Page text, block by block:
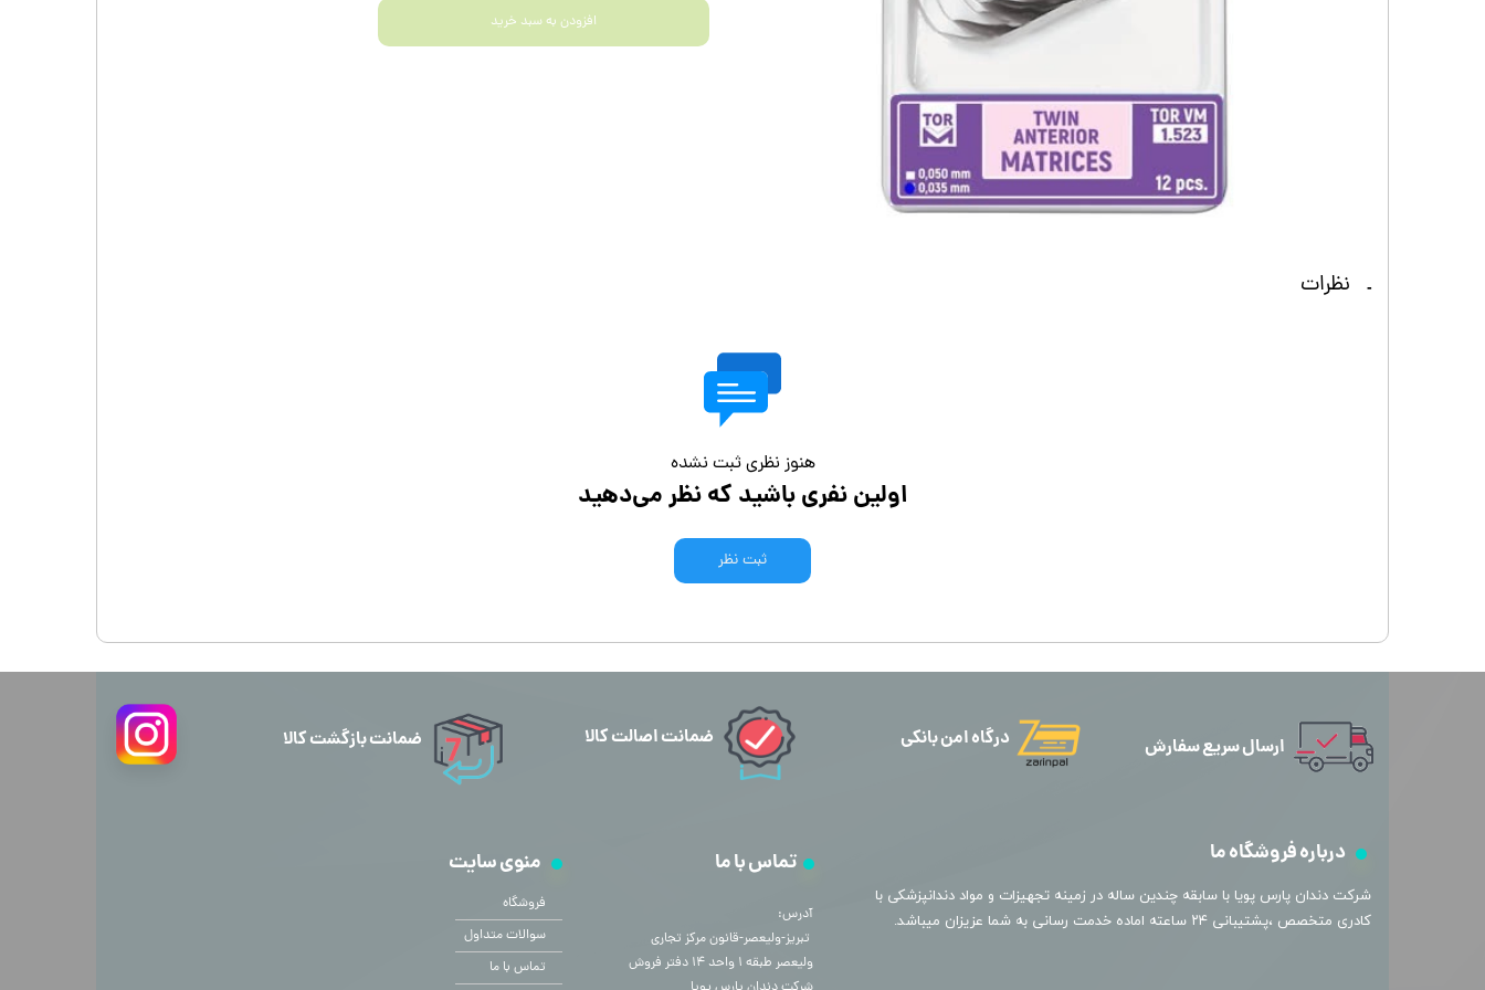
افزودن به سبد خرید
نظرات
هنوز نظری ثبت نشده
اولین نفری باشید که نظر می‌دهید
ثبت نظر
ارسال سریع سفارش
درباره فروشگاه ما
​شرکت دندان پارس پویا با سابقه چندین ساله در زمینه تجهیزات و مواد دندانپزشکی با
کادری متخصص ،پشتیبانی ۲۴ ساعته اماده خدمت رسانی به شما عزیزان میباشد.
منوی سایت
فروشگاه
سوالات متداول
تماس با ما
تماس با ما
آدرس:
​​​​​​​ تبریز-ولیعصر-قانون مرکز تجاری
ولیعصر طبقه ۱ واحد ۱۴ دفتر فروش
درگاه امن بانکی ضمانت اصالت کالا ضمانت بازگشت کالا